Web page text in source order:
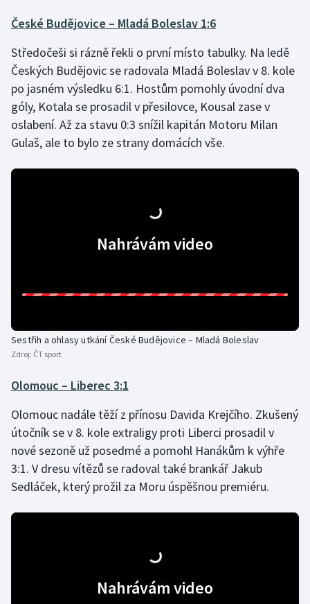
Triatlon
Veslování
Vodní slalom
Volejbal
České Budějovice – Mladá Boleslav 1:6
Středočeši si rázně řekli o první místo tabulky. Na ledě
Českých Budějovic se radovala Mladá Boleslav v 8. kole
po jasném výsledku 6:1. Hostům pomohly úvodní dva
góly, Kotala se prosadil v přesilovce, Kousal zase v
oslabení. Až za stavu 0:3 snížil kapitán Motoru Milan
Gulaš, ale to bylo ze strany domácích vše.
Nahrávám video
Sestřih a ohlasy utkání České Budějovice – Mladá Boleslav
Zdroj: ČT sport
Olomouc – Liberec 3:1
Olomouc nadále těží z přínosu Davida Krejčího. Zkušený
útočník se v 8. kole extraligy proti Liberci prosadil v
nové sezoně už posedmé a pomohl Hanákům k výhře
3:1. V dresu vítězů se radoval také brankář Jakub
Sedláček, který prožil za Moru úspěšnou premiéru.
Nahrávám video